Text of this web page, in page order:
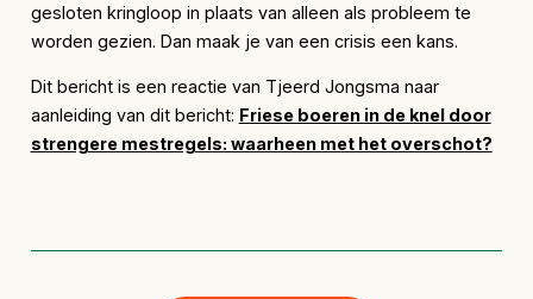
gesloten kringloop in plaats van alleen als probleem te
worden gezien. Dan maak je van een crisis een kans.
Dit bericht is een reactie van Tjeerd Jongsma naar
aanleiding van dit bericht: Friese boeren in de knel door
strengere mestregels: waarheen met het overschot?